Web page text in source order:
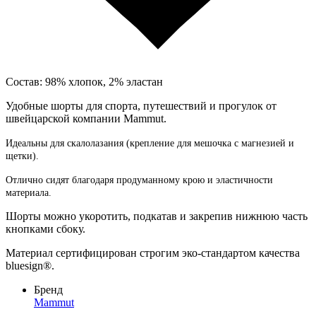
Состав: 98% хлопок, 2% эластан
Удобные шорты для спорта, путешествий и прогулок от
швейцарской компании Mammut.
Идеальны для скалолазания (крепление для мешочка с магнезией и
щетки).
Отлично сидят благодаря продуманному крою и эластичности
материала.
Шорты можно укоротить, подкатав и закрепив нижнюю часть
кнопками сбоку.
Материал сертифицирован строгим эко-стандартом качества
bluesign®.
Бренд
Mammut